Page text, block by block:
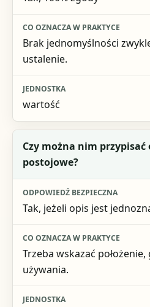
Brak jednomyślności
ustalenie.
wartość
Czy można nim
postojowe?
Tak, jeżeli opis jest
Trzeba wskazać
używania.